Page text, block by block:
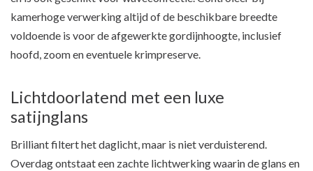
kamerhoge verwerking altijd of de beschikbare breedte
voldoende is voor de afgewerkte gordijnhoogte, inclusief
hoofd, zoom en eventuele krimpreserve.
Lichtdoorlatend met een luxe
satijnglans
Brilliant filtert het daglicht, maar is niet verduisterend.
Overdag ontstaat een zachte lichtwerking waarin de glans en